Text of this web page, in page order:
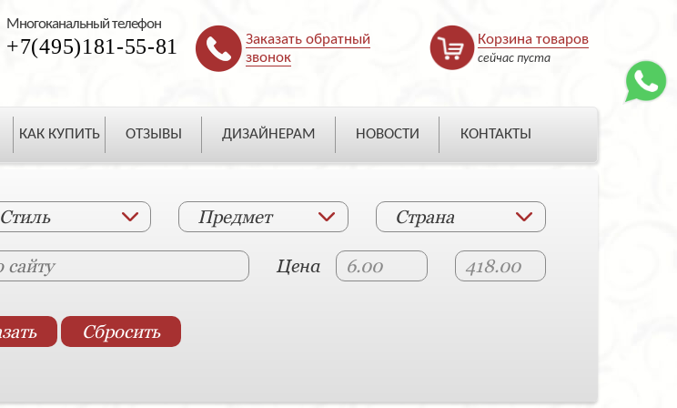
Многоканальный телефон
+7(495)181-55-81
Заказать обратный
звонок
Корзина товаров
сейчас пуста
КАК КУПИТЬ ОТЗЫВЫ ДИЗАЙНЕРАМ НОВОСТИ КОНТАКТЫ
Стиль Предмет Страна
Цена